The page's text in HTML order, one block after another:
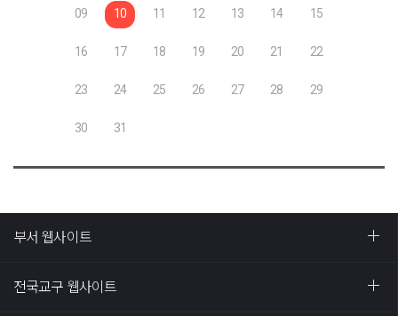
09 10 11 12 13 14 15
16 17 18 19 20 21 22
23 24 25 26 27 28 29
30 31
부서 웹사이트
전국교구 웹사이트